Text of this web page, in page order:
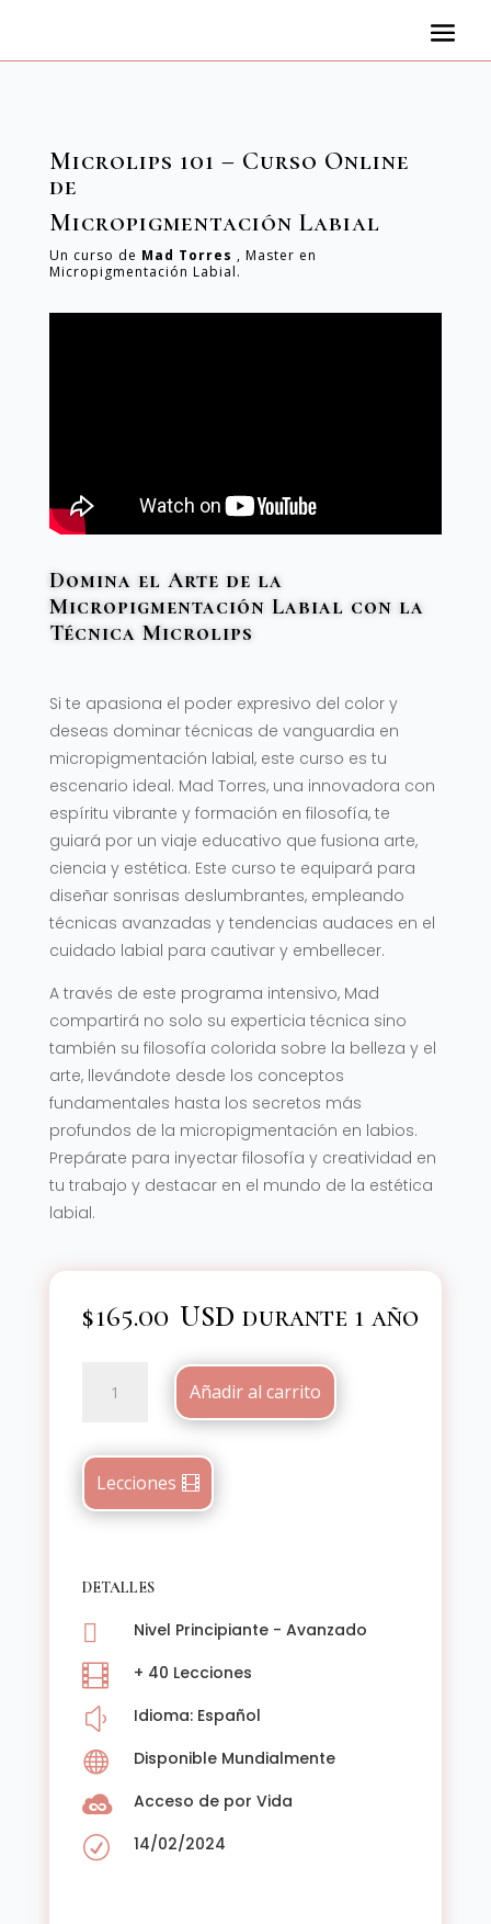
Microlips 101 – Curso Online
de
Micropigmentación Labial
Un curso de Mad Torres , Master en
Micropigmentación Labial.
Domina el Arte de la
Micropigmentación Labial con la
Técnica Microlips
Si te apasiona el poder expresivo del color y
deseas dominar técnicas de vanguardia en
micropigmentación labial, este curso es tu
escenario ideal. Mad Torres, una innovadora con
espíritu vibrante y formación en filosofía, te
guiará por un viaje educativo que fusiona arte,
ciencia y estética. Este curso te equipará para
diseñar sonrisas deslumbrantes, empleando
técnicas avanzadas y tendencias audaces en el
cuidado labial para cautivar y embellecer.
A través de este programa intensivo, Mad
compartirá no solo su experticia técnica sino
también su filosofía colorida sobre la belleza y el
arte, llevándote desde los conceptos
fundamentales hasta los secretos más
profundos de la micropigmentación en labios.
Prepárate para inyectar filosofía y creatividad en
tu trabajo y destacar en el mundo de la estética
labial.
$165.00 durante 1 año
Curso
de
Micropigmentación
Labial
Añadir al carrito
Lecciones
DETALLES
 Nivel Principiante - Avanzado
 + 40 Lecciones
y Idioma: Español
 Disponible Mundialmente
 Acceso de por Vida
R 14/02/2024